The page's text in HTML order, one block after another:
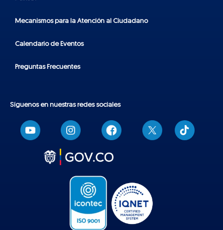
Mecanismos para la Atención al Ciudadano
Calendario de Eventos
Preguntas Frecuentes
Síguenos en nuestras redes sociales
T
i
k